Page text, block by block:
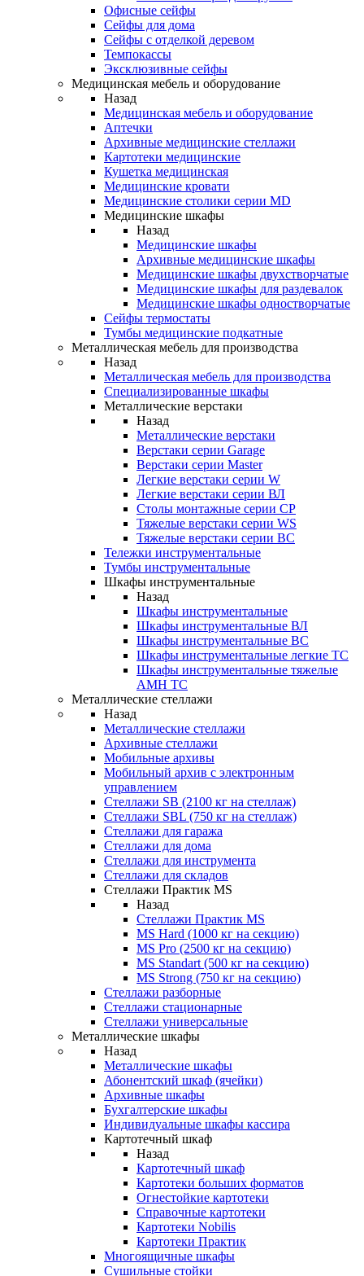
Офисные сейфы
Сейфы для дома
Сейфы с отделкой деревом
Темпокассы
Эксклюзивные сейфы
Медицинская мебель и оборудование
Назад
Медицинская мебель и оборудование
Аптечки
Архивные медицинские стеллажи
Картотеки медицинские
Кушетка медицинская
Медицинские кровати
Медицинские столики серии MD
Медицинские шкафы
Назад
Медицинские шкафы
Архивные медицинские шкафы
Медицинские шкафы двухстворчатые
Медицинские шкафы для раздевалок
Медицинские шкафы одностворчатые
Сейфы термостаты
Тумбы медицинские подкатные
Металлическая мебель для производства
Назад
Металлическая мебель для производства
Cпециализированные шкафы
Металлические верстаки
Назад
Металлические верстаки
Верстаки серии Garage
Верстаки серии Master
Легкие верстаки серии W
Легкие верстаки серии ВЛ
Столы монтажные серии СР
Тяжелые верстаки серии WS
Тяжелые верстаки серии ВС
Тележки инструментальные
Тумбы инструментальные
Шкафы инструментальные
Назад
Шкафы инструментальные
Шкафы инструментальные ВЛ
Шкафы инструментальные ВС
Шкафы инструментальные легкие ТС
Шкафы инструментальные тяжелые
AMH TC
Металлические стеллажи
Назад
Металлические стеллажи
Архивные стеллажи
Мобильные архивы
Мобильный архив с электронным
управлением
Стеллажи SB (2100 кг на стеллаж)
Стеллажи SBL (750 кг на стеллаж)
Стеллажи для гаража
Стеллажи для дома
Стеллажи для инструмента
Стеллажи для складов
Стеллажи Практик MS
Назад
Стеллажи Практик MS
MS Hard (1000 кг на секцию)
MS Pro (2500 кг на секцию)
MS Standart (500 кг на секцию)
MS Strong (750 кг на секцию)
Стеллажи разборные
Стеллажи стационарные
Стеллажи универсальные
Металлические шкафы
Назад
Металлические шкафы
Абонентский шкаф (ячейки)
Архивные шкафы
Бухгалтерские шкафы
Индивидуальные шкафы кассира
Картотечный шкаф
Назад
Картотечный шкаф
Картотеки больших форматов
Огнестойкие картотеки
Справочные картотеки
Картотеки Nobilis
Картотеки Практик
Многоящичные шкафы
Сушильные стойки